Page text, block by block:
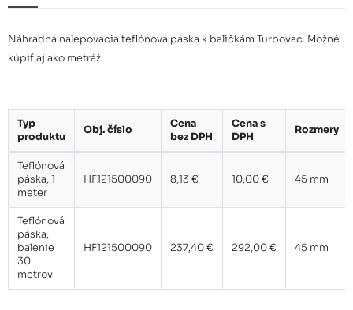
Náhradná nalepovacia teflónová páska k baličkám Turbovac. Možné
kúpiť aj ako metráž.
Typ
produktu
Obj. číslo
Cena
bez DPH
Cena s
DPH
Rozmery
Teflónová
páska, 1
meter
HF121500090 8,13 € 10,00 € 45 mm
Teflónová
páska,
balenie
30
metrov
HF121500090 237,40 € 292,00 € 45 mm